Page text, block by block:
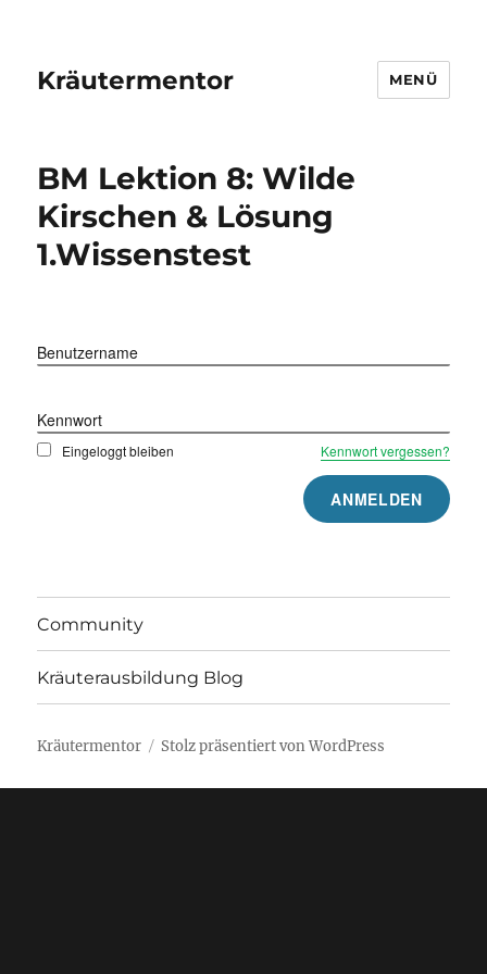
Kräutermentor MENÜ
BM Lektion 8: Wilde
Kirschen & Lösung
1.Wissenstest
Benutzername
Kennwort
Eingeloggt bleiben Kennwort vergessen?
Community
Kräuterausbildung Blog
Kräutermentor Stolz präsentiert von WordPress